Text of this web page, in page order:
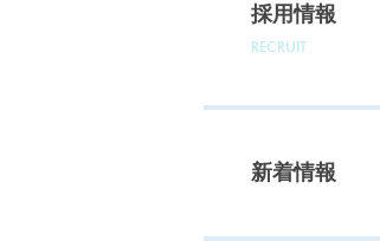
採用情報
RECRUIT
新着情報